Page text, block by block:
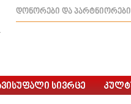
დონორები და პარტნიორები